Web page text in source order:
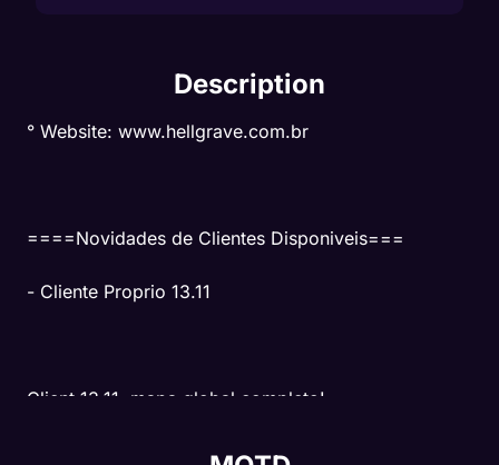
Description
° Website: www.hellgrave.com.br
====Novidades de Clientes Disponiveis===
- Cliente Proprio 13.11
Client 13.11, mapa global completo!